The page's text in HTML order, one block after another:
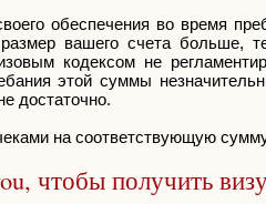
обеспечения во время
вашего счета больше,
кодексом не
этой суммы
достаточно.
на соответствующую
чтобы получить